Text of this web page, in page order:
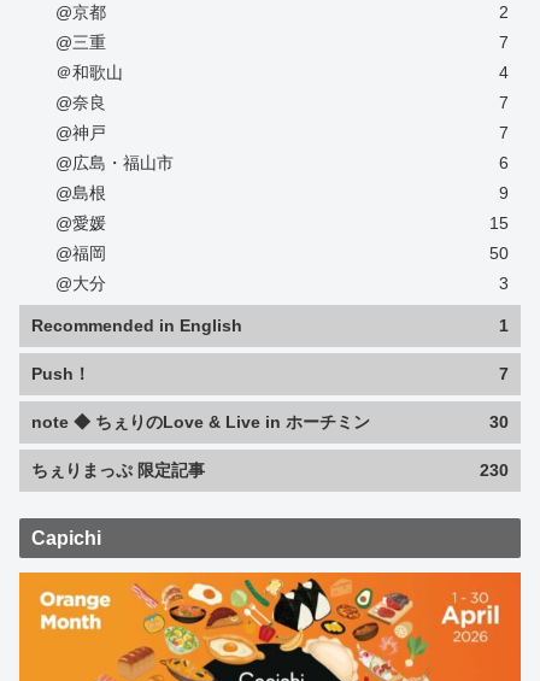
@京都
2
@三重
7
＠和歌山
4
@奈良
7
@神戸
7
@広島・福山市
6
@島根
9
@愛媛
15
@福岡
50
@大分
3
Recommended in English 1
Push！ 7
note ◆ ちぇりのLove & Live in ホーチミン 30
ちぇりまっぷ 限定記事 230
Capichi